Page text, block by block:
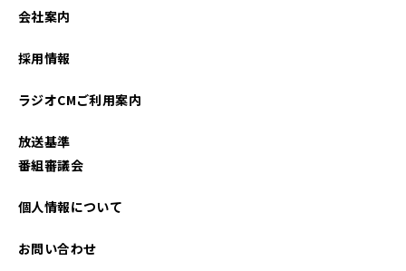
会社案内
採用情報
ラジオCMご利用案内
放送基準
番組審議会
個人情報について
お問い合わせ